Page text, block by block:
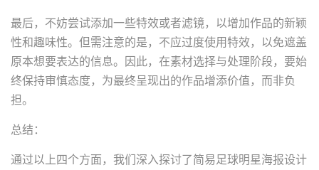
最后，不妨尝试添加一些特效或者滤镜，以增加作品的新颖
性和趣味性。但需注意的是，不应过度使用特效，以免遮盖
原本想要表达的信息。因此，在素材选择与处理阶段，要始
终保持审慎态度，为最终呈现出的作品增添价值，而非负
担。
总结：
通过以上四个方面，我们深入探讨了简易足球明星海报设计